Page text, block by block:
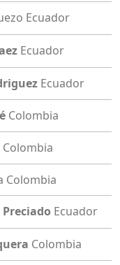
Ecuador
Ecuador
Ecuador
Colombia
Colombia
Colombia
Ecuador
Colombia